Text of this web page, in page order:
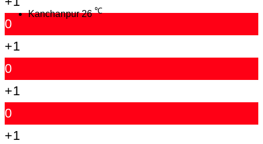
Kanchanpur 26℃
0
+1
0
+1
0
+1